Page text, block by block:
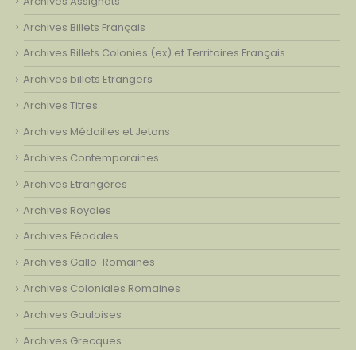
Archives Billets Français
Archives Billets Colonies (ex) et Territoires Français
Archives billets Etrangers
Archives Titres
Archives Médailles et Jetons
Archives Contemporaines
Archives Etrangères
Archives Royales
Archives Féodales
Archives Gallo-Romaines
Archives Coloniales Romaines
Archives Gauloises
Archives Grecques